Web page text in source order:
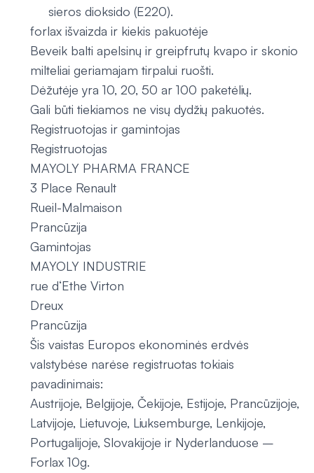
sieros dioksido (E220).
forlax išvaizda ir kiekis pakuotėje
Beveik balti apelsinų ir greipfrutų kvapo ir skonio
milteliai geriamajam tirpalui ruošti.
Dėžutėje yra 10, 20, 50 ar 100 paketėlių.
Gali būti tiekiamos ne visų dydžių pakuotės.
Registruotojas ir gamintojas
Registruotojas
MAYOLY PHARMA FRANCE
3 Place Renault
Rueil-Malmaison
Prancūzija
Gamintojas
MAYOLY INDUSTRIE
rue d‘Ethe Virton
Dreux
Prancūzija
Šis vaistas Europos ekonominės erdvės
valstybėse narėse registruotas tokiais
pavadinimais:
Austrijoje, Belgijoje, Čekijoje, Estijoje, Prancūzijoje,
Latvijoje, Lietuvoje, Liuksemburge, Lenkijoje,
Portugalijoje, Slovakijoje ir Nyderlanduose –
Forlax 10g.